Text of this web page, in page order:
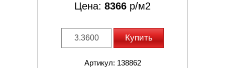
Цена: 8366 р/м2
Купить
Артикул: 138862